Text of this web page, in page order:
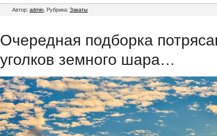
Автор: admin , Рубрика: Закаты
Очередная подборка
уголков земного шара…